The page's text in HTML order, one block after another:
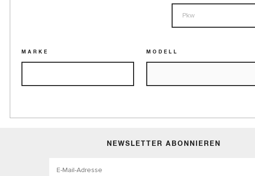
MARKE MODELL
NEWSLETTER ABONNIEREN